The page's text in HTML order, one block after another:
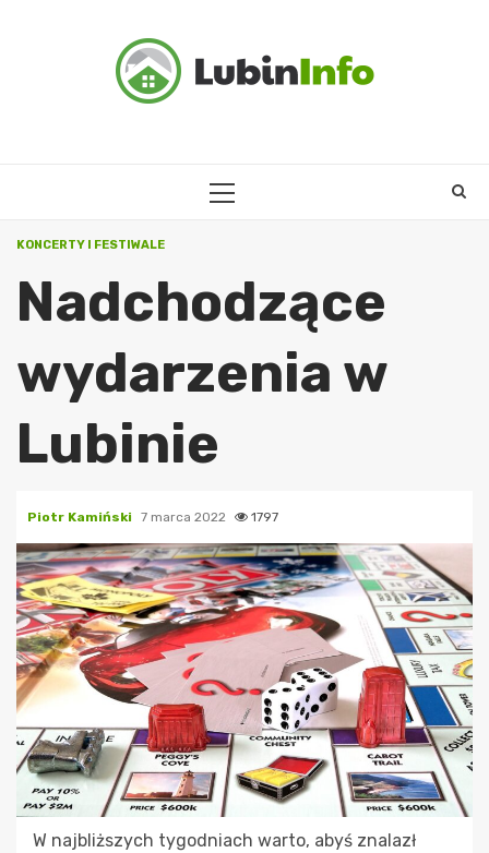
PRIMARY
KONCERTY I FESTIWALE
Nadchodzące
wydarzenia w
Lubinie
Piotr Kamiński 7 marca 2022 1797
W najbliższych tygodniach warto, abyś znalazł